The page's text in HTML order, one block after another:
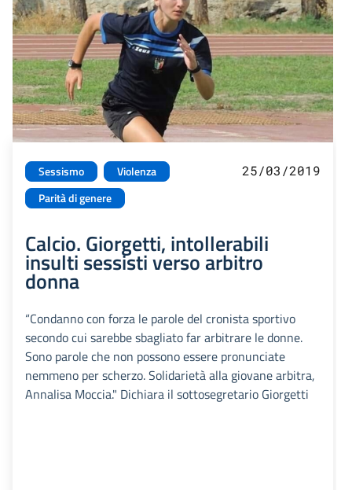
Sessismo
Violenza
Parità di genere
25/03/2019
Calcio. Giorgetti, intollerabili
insulti sessisti verso arbitro
donna
“Condanno con forza le parole del cronista sportivo
secondo cui sarebbe sbagliato far arbitrare le donne.
Sono parole che non possono essere pronunciate
nemmeno per scherzo. Solidarietà alla giovane arbitra,
Annalisa Moccia." Dichiara il sottosegretario Giorgetti